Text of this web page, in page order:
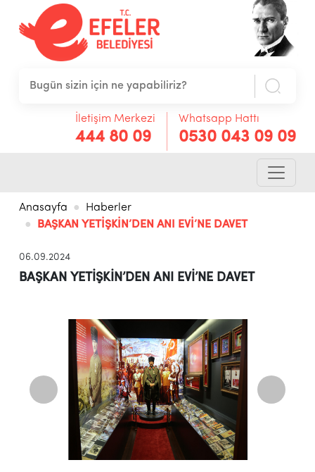
İletişim Merkezi
444 80 09
Whatsapp Hattı
0530 043 09 09
Anasayfa
Haberler
BAŞKAN YETİŞKİN’DEN ANI EVİ’NE DAVET
06.09.2024
BAŞKAN YETİŞKİN’DEN ANI EVİ’NE DAVET